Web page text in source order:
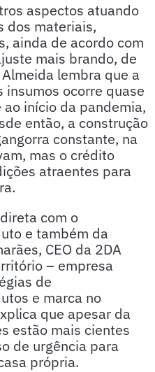
aspectos atuando
dos materiais,
ainda de acordo com
mais brando, de
lembra que a
insumos ocorre quase
início da pandemia,
então, a construção
constante, na
mas o crédito
atraentes para
com o
e também da
CEO da 2DA
– empresa
de
e marca no
que apesar da
estão mais cientes
de urgência para
própria.